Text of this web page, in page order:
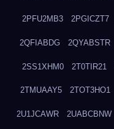
2PFU2MB3 2PGICZT7
2QFIABDG 2QYABSTR
2SS1XHM0 2T0TIR21
2TMUAAY5 2TOT3HO1
2U1JCAWR 2UABCBNW